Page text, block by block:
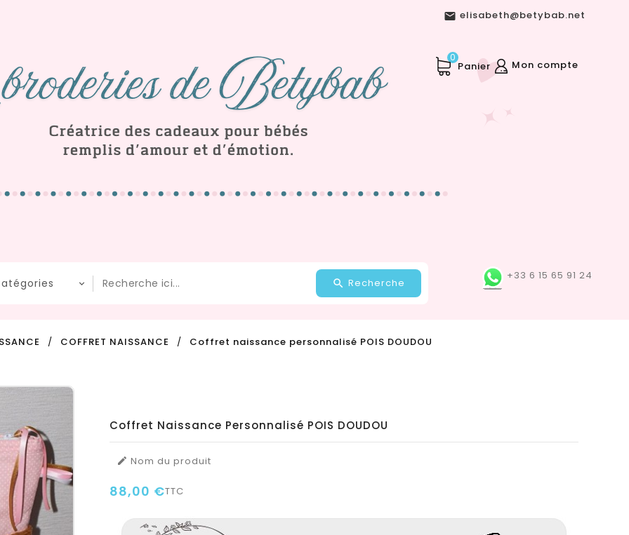
 elisabeth@betybab.net
Mon compte
Panier
0
+33 6 15 65 91 24
Recherche
COFFRET NAISSANCE Coffret naissance personnalisé POIS DOUDOU
Coffret Naissance Personnalisé POIS DOUDOU
 Nom du produit
88,00 €TTC